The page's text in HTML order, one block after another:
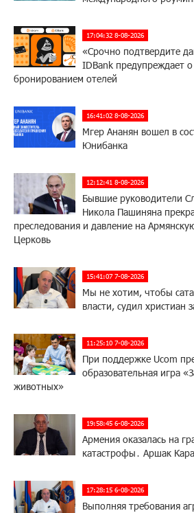
17:04:32 8-08-2026
«Срочно подтвердите
IDBank предупреждает
бронированием отелей
16:41:02 8-08-2026
Мгер Ананян вошел в
Юнибанка
12:12:41 8-08-2026
Бывшие руководители
Никола Пашиняна
преследования и давление на
Церковь
15:41:07 7-08-2026
Мы не хотим, чтобы
власти, судил христиан
11:25:10 7-08-2026
При поддержке Ucom
образовательная игра
животных»
19:58:45 6-08-2026
Армения оказалась на
катастрофы․ Аршак
17:28:15 6-08-2026
Выполняя требования